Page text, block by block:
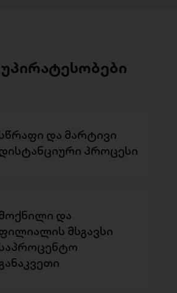
უპირატესობები
და მარტივი
პროცესი
და
მსგავსი